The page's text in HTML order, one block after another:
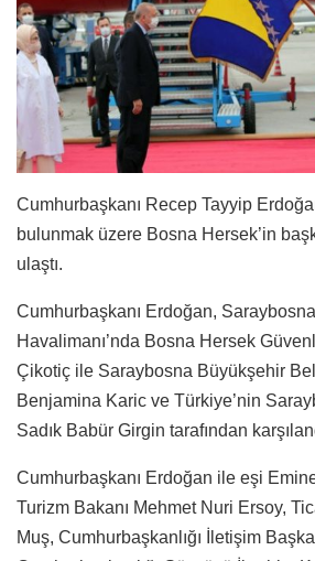
Cumhurbaşkanı Recep Tayyip
bulunmak üzere Bosna Hersek’in
ulaştı.
Cumhurbaşkanı Erdoğan,
Havalimanı’nda Bosna Hersek
Çikotiç ile Saraybosna Büyükşehir
Benjamina Karic ve Türkiye’nin
Sadık Babür Girgin tarafından
Cumhurbaşkanı Erdoğan ile eşi
Turizm Bakanı Mehmet Nuri Ersoy,
Muş, Cumhurbaşkanlığı İletişim